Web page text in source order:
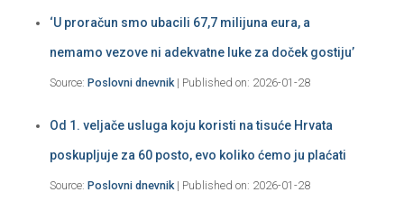
‘U proračun smo ubacili 67,7 milijuna eura, a
nemamo vezove ni adekvatne luke za doček gostiju’
Source: Poslovni dnevnik Published on: 2026-01-28
Od 1. veljače usluga koju koristi na tisuće Hrvata
poskupljuje za 60 posto, evo koliko ćemo ju plaćati
Source: Poslovni dnevnik Published on: 2026-01-28